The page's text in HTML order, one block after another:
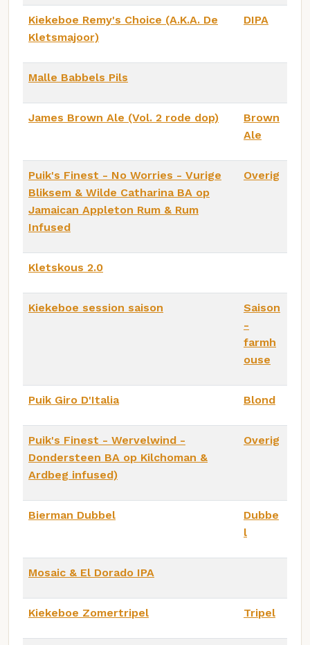
Kiekeboe Remy's Choice (A.K.A. De
Kletsmajoor)
DIPA
Malle Babbels Pils
James Brown Ale (Vol. 2 rode dop)
Brown
Ale
Puik's Finest - No Worries - Vurige
Bliksem & Wilde Catharina BA op
Jamaican Appleton Rum & Rum
Infused
Overig
Kletskous 2.0
Kiekeboe session saison
Saison
-
farmh
ouse
Puik Giro D'Italia Blond
Puik's Finest - Wervelwind -
Dondersteen BA op Kilchoman &
Ardbeg infused)
Overig
Bierman Dubbel
Dubbe
l
Mosaic & El Dorado IPA
Kiekeboe Zomertripel Tripel